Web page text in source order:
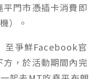
門市憑插卡消費即
）。
至爭鮮Facebook官
，於活動期間內完